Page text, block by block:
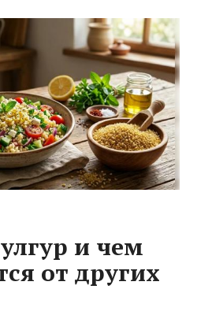
и чем
от других